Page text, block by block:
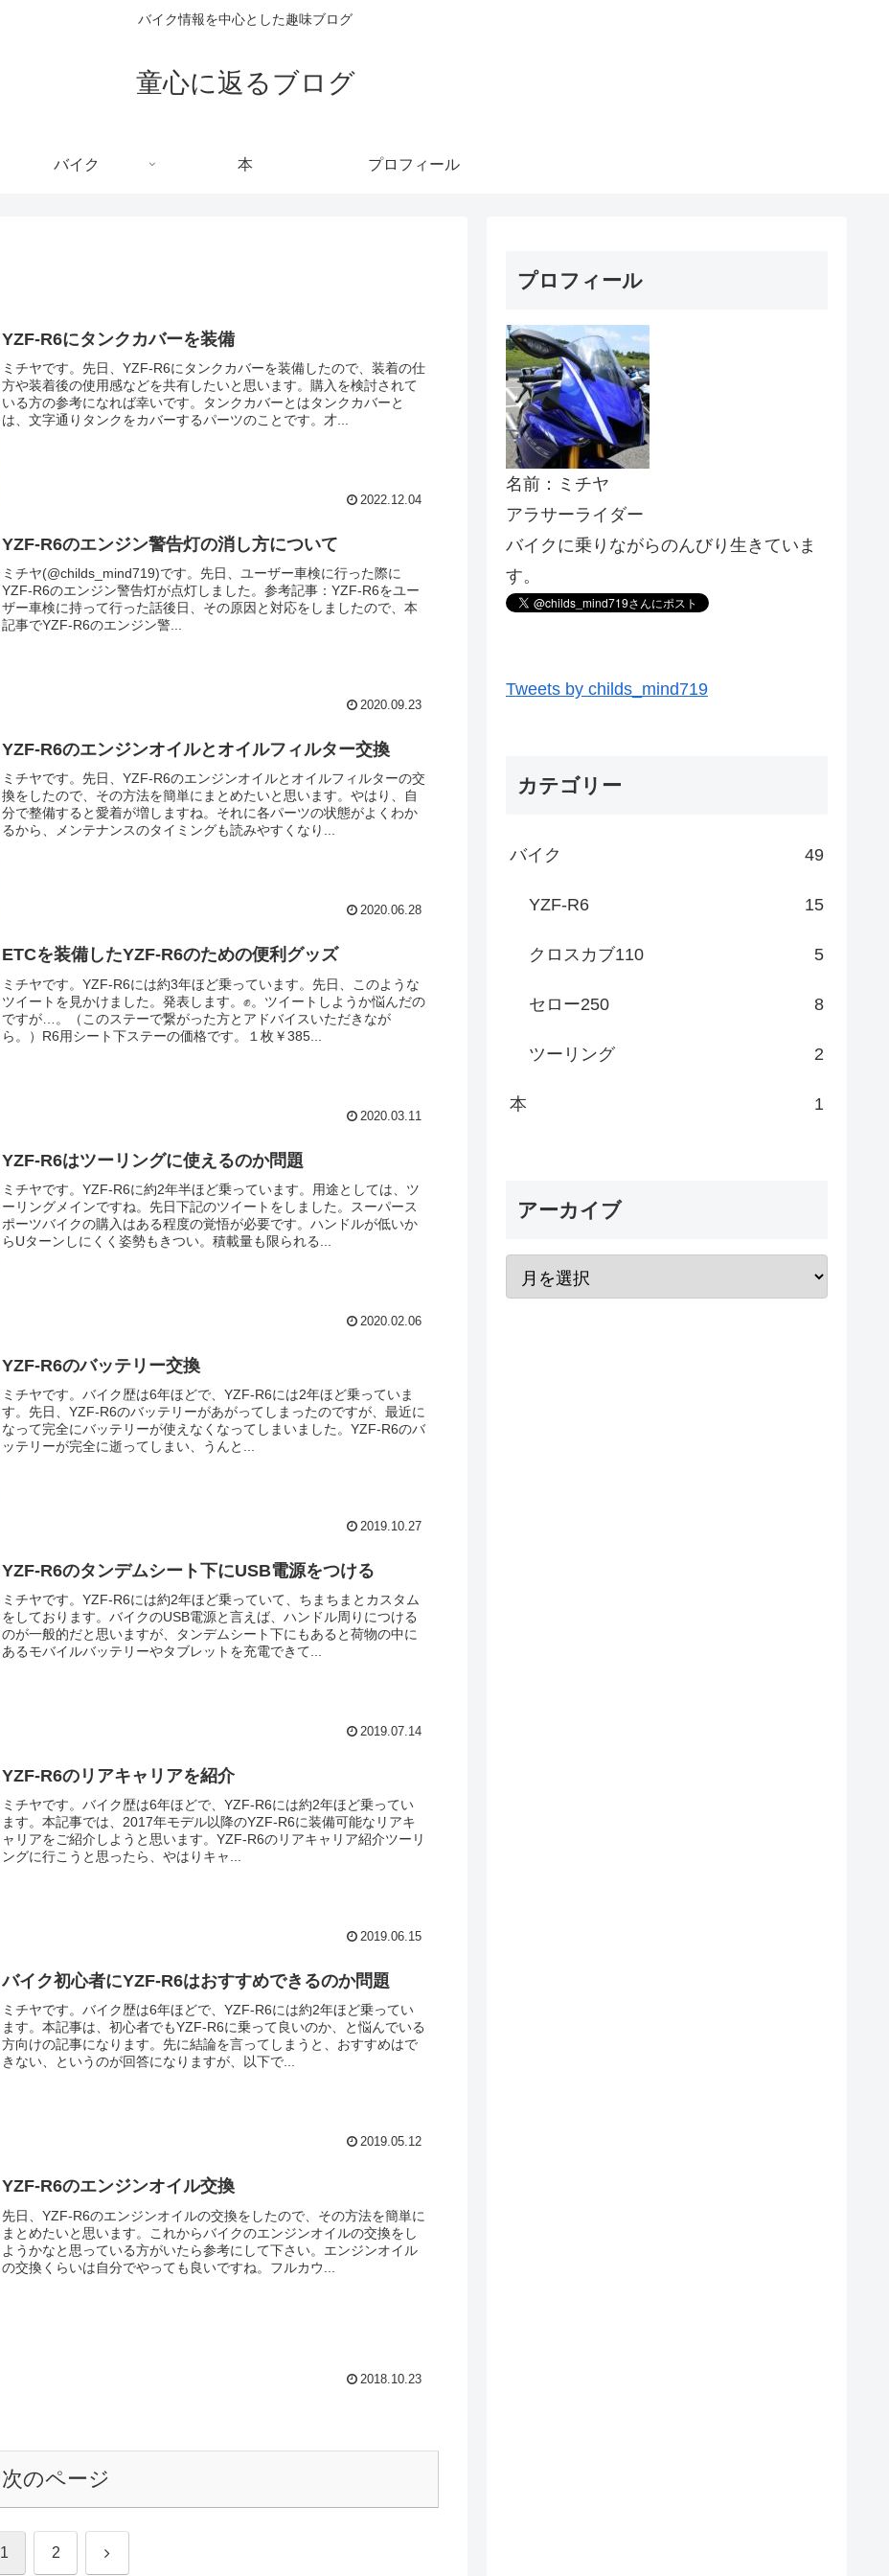
バイク情報を中心とした趣味ブログ
童心に返るブログ
バイク 本 プロフィール
YZF-R6にタンクカバーを装備
ミチヤです。先日、YZF-R6にタンクカバーを装備したので、装着の仕
方や装着後の使用感などを共有したいと思います。購入を検討されて
いる方の参考になれば幸いです。タンクカバーとはタンクカバーと
は、文字通りタンクをカバーするパーツのことです。才...
2022.12.04
YZF-R6のエンジン警告灯の消し方について
ミチヤ(@childs_mind719)です。先日、ユーザー車検に行った際に
YZF-R6のエンジン警告灯が点灯しました。参考記事：YZF-R6をユー
ザー車検に持って行った話後日、その原因と対応をしましたので、本
記事でYZF-R6のエンジン警...
2020.09.23
YZF-R6のエンジンオイルとオイルフィルター交換
ミチヤです。先日、YZF-R6のエンジンオイルとオイルフィルターの交
換をしたので、その方法を簡単にまとめたいと思います。やはり、自
分で整備すると愛着が増しますね。それに各パーツの状態がよくわか
るから、メンテナンスのタイミングも読みやすくなり...
2020.06.28
ETCを装備したYZF-R6のための便利グッズ
ミチヤです。YZF-R6には約3年ほど乗っています。先日、このような
ツイートを見かけました。発表します。✊。ツイートしようか悩んだの
ですが…。（このステーで繋がった方とアドバイスいただきなが
ら。）R6用シート下ステーの価格です。１枚￥385...
2020.03.11
YZF-R6はツーリングに使えるのか問題
ミチヤです。YZF-R6に約2年半ほど乗っています。用途としては、ツ
ーリングメインですね。先日下記のツイートをしました。スーパース
ポーツバイクの購入はある程度の覚悟が必要です。ハンドルが低いか
らUターンしにくく姿勢もきつい。積載量も限られる...
2020.02.06
YZF-R6のバッテリー交換
ミチヤです。バイク歴は6年ほどで、YZF-R6には2年ほど乗っていま
す。先日、YZF-R6のバッテリーがあがってしまったのですが、最近に
なって完全にバッテリーが使えなくなってしまいました。YZF-R6のバ
ッテリーが完全に逝ってしまい、うんと...
2019.10.27
YZF-R6のタンデムシート下にUSB電源をつける
ミチヤです。YZF-R6には約2年ほど乗っていて、ちまちまとカスタム
をしております。バイクのUSB電源と言えば、ハンドル周りにつける
のが一般的だと思いますが、タンデムシート下にもあると荷物の中に
あるモバイルバッテリーやタブレットを充電できて...
2019.07.14
YZF-R6のリアキャリアを紹介
ミチヤです。バイク歴は6年ほどで、YZF-R6には約2年ほど乗ってい
ます。本記事では、2017年モデル以降のYZF-R6に装備可能なリアキ
ャリアをご紹介しようと思います。YZF-R6のリアキャリア紹介ツーリ
ングに行こうと思ったら、やはりキャ...
2019.06.15
バイク初心者にYZF-R6はおすすめできるのか問題
ミチヤです。バイク歴は6年ほどで、YZF-R6には約2年ほど乗ってい
ます。本記事は、初心者でもYZF-R6に乗って良いのか、と悩んでいる
方向けの記事になります。先に結論を言ってしまうと、おすすめはで
きない、というのが回答になりますが、以下で...
2019.05.12
YZF-R6のエンジンオイル交換
先日、YZF-R6のエンジンオイルの交換をしたので、その方法を簡単に
まとめたいと思います。これからバイクのエンジンオイルの交換をし
ようかなと思っている方がいたら参考にして下さい。エンジンオイル
の交換くらいは自分でやっても良いですね。フルカウ...
2018.10.23
次のページ
1 2 次
プロフィール
名前：ミチヤ
アラサーライダー
バイクに乗りながらのんびり生きていま
す。
Tweets by childs_mind719
カテゴリー
バイク 49
YZF-R6 15
クロスカブ110 5
セロー250 8
ツーリング 2
本 1
アーカイブ